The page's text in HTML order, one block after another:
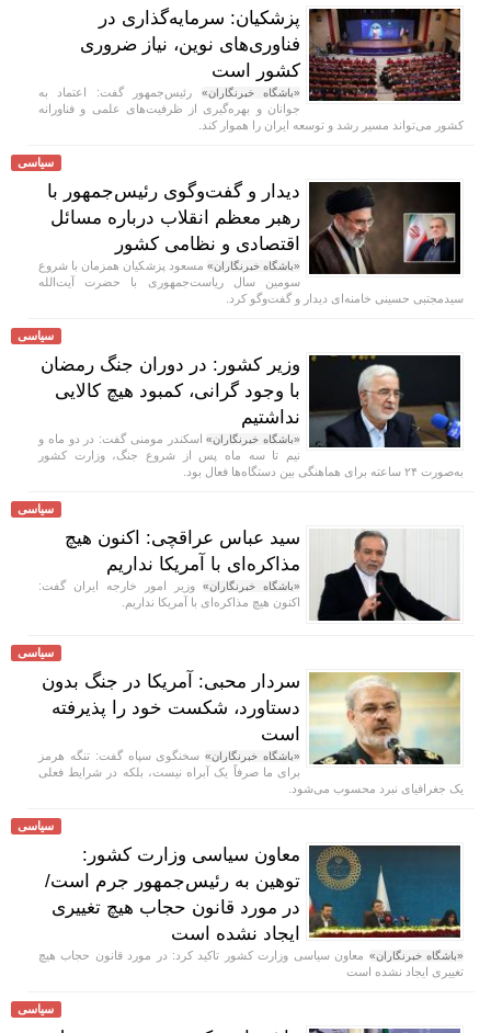
پزشکیان: سرمایه‌گذاری در
فناوری‌های نوین، نیاز ضروری
کشور است
«باشگاه خبرنگاران» رئیس‌جمهور گفت: اعتماد به
جوانان و بهره‌گیری از ظرفیت‌های علمی و فناورانه
کشور می‌تواند مسیر رشد و توسعه ایران را هموار کند.
سیاسی
دیدار و گفت‌وگوی رئیس‌جمهور با
رهبر معظم انقلاب درباره مسائل
اقتصادی و نظامی کشور
«باشگاه خبرنگاران» مسعود پزشکیان همزمان با شروع
سومین سال ریاست‌جمهوری با حضرت آیت‌الله
سیدمجتبی حسینی خامنه‌ای دیدار و گفت‌و‌گو کرد.
سیاسی
وزیر کشور: در دوران جنگ رمضان
با وجود گرانی، کمبود هیچ کالایی
نداشتیم
«باشگاه خبرنگاران»اسکندر مومنی گفت: در دو ماه و
نیم تا سه ماه پس از شروع جنگ، وزارت کشور
به‌صورت ۲۴ ساعته برای هماهنگی بین دستگاه‌ها فعال بود.
سیاسی
سید عباس عراقچی: اکنون هیچ
مذاکره‌ای با آمریکا نداریم
«باشگاه خبرنگاران» وزیر امور خارجه ایران گفت:
اکنون هیچ مذاکره‌ای با آمریکا نداریم.
سیاسی
سردار محبی: آمریکا در جنگ بدون
دستاورد، شکست خود را پذیرفته
است
«باشگاه خبرنگاران»سخنگوی سپاه گفت: تنگه هرمز
برای ما صرفاً یک آبراه نیست، بلکه در شرایط فعلی
یک جغرافیای نبرد محسوب می‌شود.
سیاسی
معاون سیاسی وزارت کشور:
توهین به رئیس‌جمهور جرم است/
در مورد قانون حجاب هیچ تغییری
ایجاد نشده است
«باشگاه خبرنگاران» معاون سیاسی وزارت کشور تاکید کرد: در مورد قانون حجاب هیچ
تغییری ایجاد نشده است
سیاسی